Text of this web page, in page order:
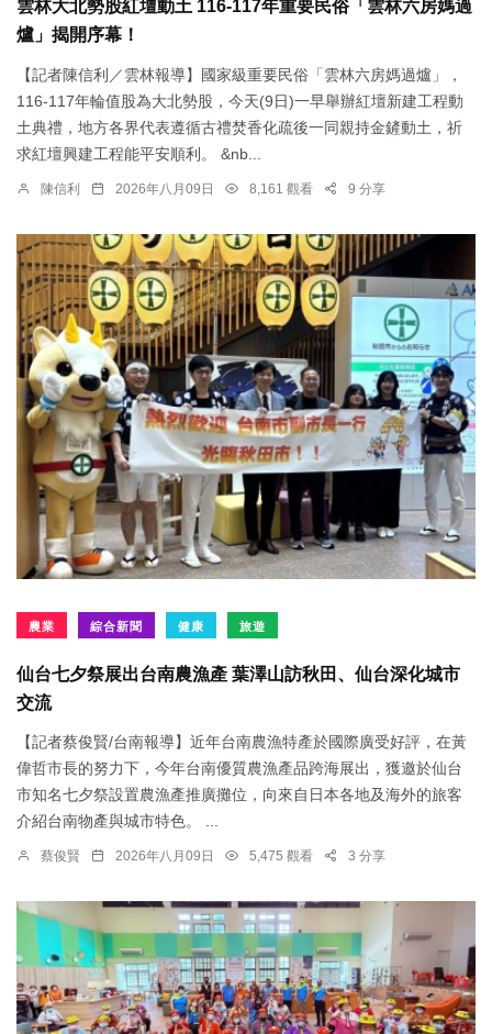
雲林大北勢股紅壇動土 116-117年重要民俗「雲林六房媽過
爐」揭開序幕！
【記者陳信利／雲林報導】國家級重要民俗「雲林六房媽過爐」，
116-117年輪值股為大北勢股，今天(9日)一早舉辦紅壇新建工程動
土典禮，地方各界代表遵循古禮焚香化疏後一同親持金鏟動土，祈
求紅壇興建工程能平安順利。 &nb...
陳信利 2026年八月09日 8,161 觀看 9 分享
農業 綜合新聞 健康 旅遊
仙台七夕祭展出台南農漁產 葉澤山訪秋田、仙台深化城市
交流
【記者蔡俊賢/台南報導】近年台南農漁特產於國際廣受好評，在黃
偉哲市長的努力下，今年台南優質農漁產品跨海展出，獲邀於仙台
市知名七夕祭設置農漁產推廣攤位，向來自日本各地及海外的旅客
介紹台南物產與城市特色。 ...
蔡俊賢 2026年八月09日 5,475 觀看 3 分享